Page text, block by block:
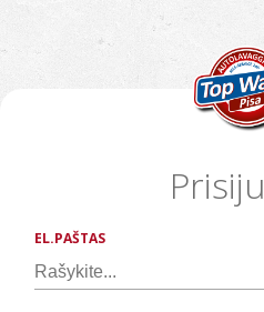
EL.PAŠTAS